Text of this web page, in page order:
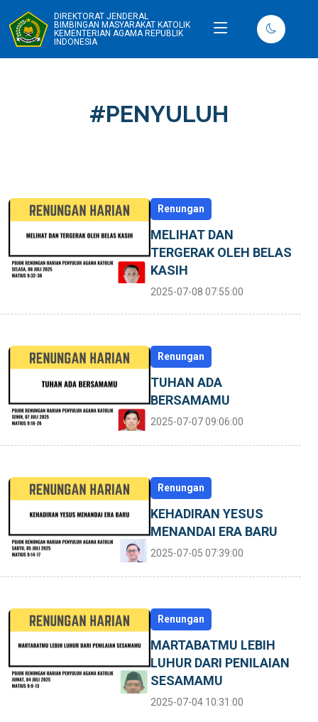
DIREKTORAT JENDERAL
BIMBINGAN MASYARAKAT KATOLIK
KEMENTERIAN AGAMA REPUBLIK
INDONESIA
#PENYULUH
Renungan
MELIHAT DAN
TERGERAK OLEH BELAS
KASIH
2025-07-08 07:55:00
Renungan
TUHAN ADA
BERSAMAMU
2025-07-07 09:06:00
Renungan
KEHADIRAN YESUS
MENANDAI ERA BARU
2025-07-05 07:39:00
Renungan
MARTABATMU LEBIH
LUHUR DARI PENILAIAN
SESAMAMU
2025-07-04 10:31:00